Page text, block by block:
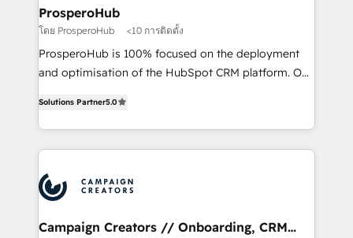
técnica con una mirada estratégica a largo plazo.
ProsperoHub
โดย ProsperoHub <10 การติดตั้ง
ProsperoHub is 100% focused on the deployment
and optimisation of the HubSpot CRM platform. Our
ensure that you achieve maximum adoption and
ROI from your HubSpot investment. Use our
extensive HubSpot, sales, marketing, service and
HubSpot journey, design and implement your
processes and skilfully bring your revenue
infrastructure to life. Our collaborative approach
Solutions Partner5.0
Campaign Creators // Onboarding, CRM